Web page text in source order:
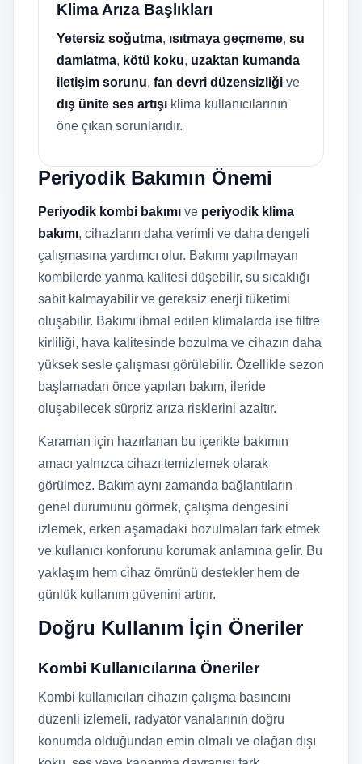
Klima Arıza Başlıkları
Yetersiz soğutma, ısıtmaya geçmeme, su
damlatma, kötü koku, uzaktan kumanda
iletişim sorunu, fan devri düzensizliği ve
dış ünite ses artışı klima kullanıcılarının
öne çıkan sorunlarıdır.
Periyodik Bakımın Önemi
Periyodik kombi bakımı ve periyodik klima
bakımı, cihazların daha verimli ve daha dengeli
çalışmasına yardımcı olur. Bakımı yapılmayan
kombilerde yanma kalitesi düşebilir, su sıcaklığı
sabit kalmayabilir ve gereksiz enerji tüketimi
oluşabilir. Bakımı ihmal edilen klimalarda ise filtre
kirliliği, hava kalitesinde bozulma ve cihazın daha
yüksek sesle çalışması görülebilir. Özellikle sezon
başlamadan önce yapılan bakım, ileride
oluşabilecek sürpriz arıza risklerini azaltır.
Karaman için hazırlanan bu içerikte bakımın
amacı yalnızca cihazı temizlemek olarak
görülmez. Bakım aynı zamanda bağlantıların
genel durumunu görmek, çalışma dengesini
izlemek, erken aşamadaki bozulmaları fark etmek
ve kullanıcı konforunu korumak anlamına gelir. Bu
yaklaşım hem cihaz ömrünü destekler hem de
günlük kullanım güvenini artırır.
Doğru Kullanım İçin Öneriler
Kombi Kullanıcılarına Öneriler
Kombi kullanıcıları cihazın çalışma basıncını
düzenli izlemeli, radyatör vanalarının doğru
konumda olduğundan emin olmalı ve olağan dışı